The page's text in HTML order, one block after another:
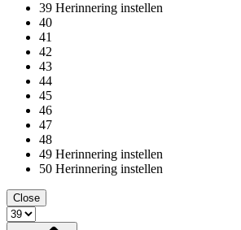
39 Herinnering instellen
40
41
42
43
44
45
46
47
48
49 Herinnering instellen
50 Herinnering instellen
Close